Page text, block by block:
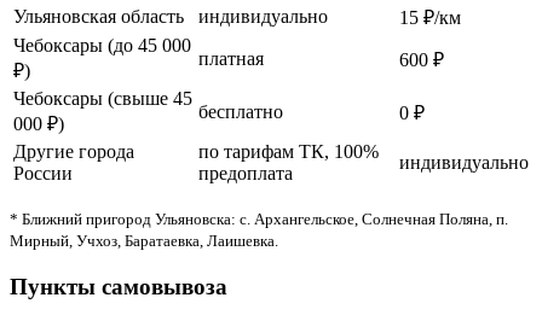
Ульяновская область
индивидуально
15 ₽/км
Чебоксары (до 45 000
₽)
платная
600 ₽
Чебоксары (свыше 45
000 ₽)
бесплатно
0 ₽
Другие города
России
по тарифам ТК, 100%
предоплата
индивидуально
* Ближний пригород Ульяновска: с. Архангельское, Солнечная Поляна, п.
Мирный, Учхоз, Баратаевка, Лаишевка.
Пункты самовывоза